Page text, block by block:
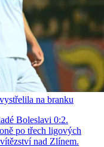
na branku
Boleslavi 0:2.
po třech ligových
nad Zlínem.